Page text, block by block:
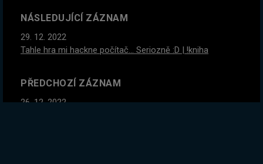
NÁSLEDUJÍCÍ ZÁZNAM
29. 12. 2022
Tahle hra mi hackne počítač... Seriozně :D | !kniha
PŘEDCHOZÍ ZÁZNAM
26. 12. 2022